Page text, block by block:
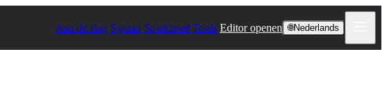
Aan de slag Syntax Spiekbrief Tools Editor openen 🌐Nederlands